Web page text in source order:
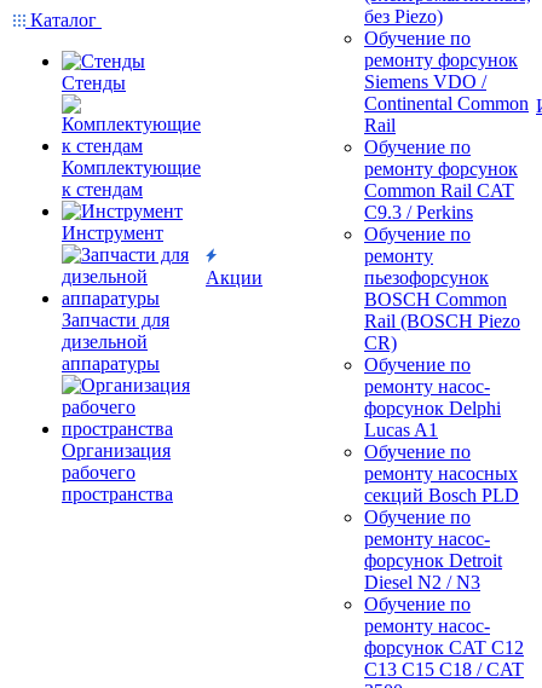
Каталог
Стенды
Комплектующие
к стендам
Инструмент
Запчасти для
дизельной
аппаратуры
Организация
рабочего
пространства
Акции
без Piezo)
Обучение по
ремонту форсунок
Siemens VDO /
Continental Common
Rail
Обучение по
ремонту форсунок
Common Rail CAT
C9.3 / Perkins
Обучение по
ремонту
пьезофорсунок
BOSCH Common
Rail (BOSCH Piezo
CR)
Обучение по
ремонту насос-
форсунок Delphi
Lucas A1
Обучение по
ремонту насосных
секций Bosch PLD
Обучение по
ремонту насос-
форсунок Detroit
Diesel N2 / N3
Обучение по
ремонту насос-
форсунок CAT C12
C13 C15 C18 / CAT